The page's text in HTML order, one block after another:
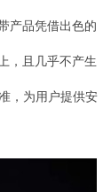
产品凭借出色的
，且几乎不产生
，为用户提供安